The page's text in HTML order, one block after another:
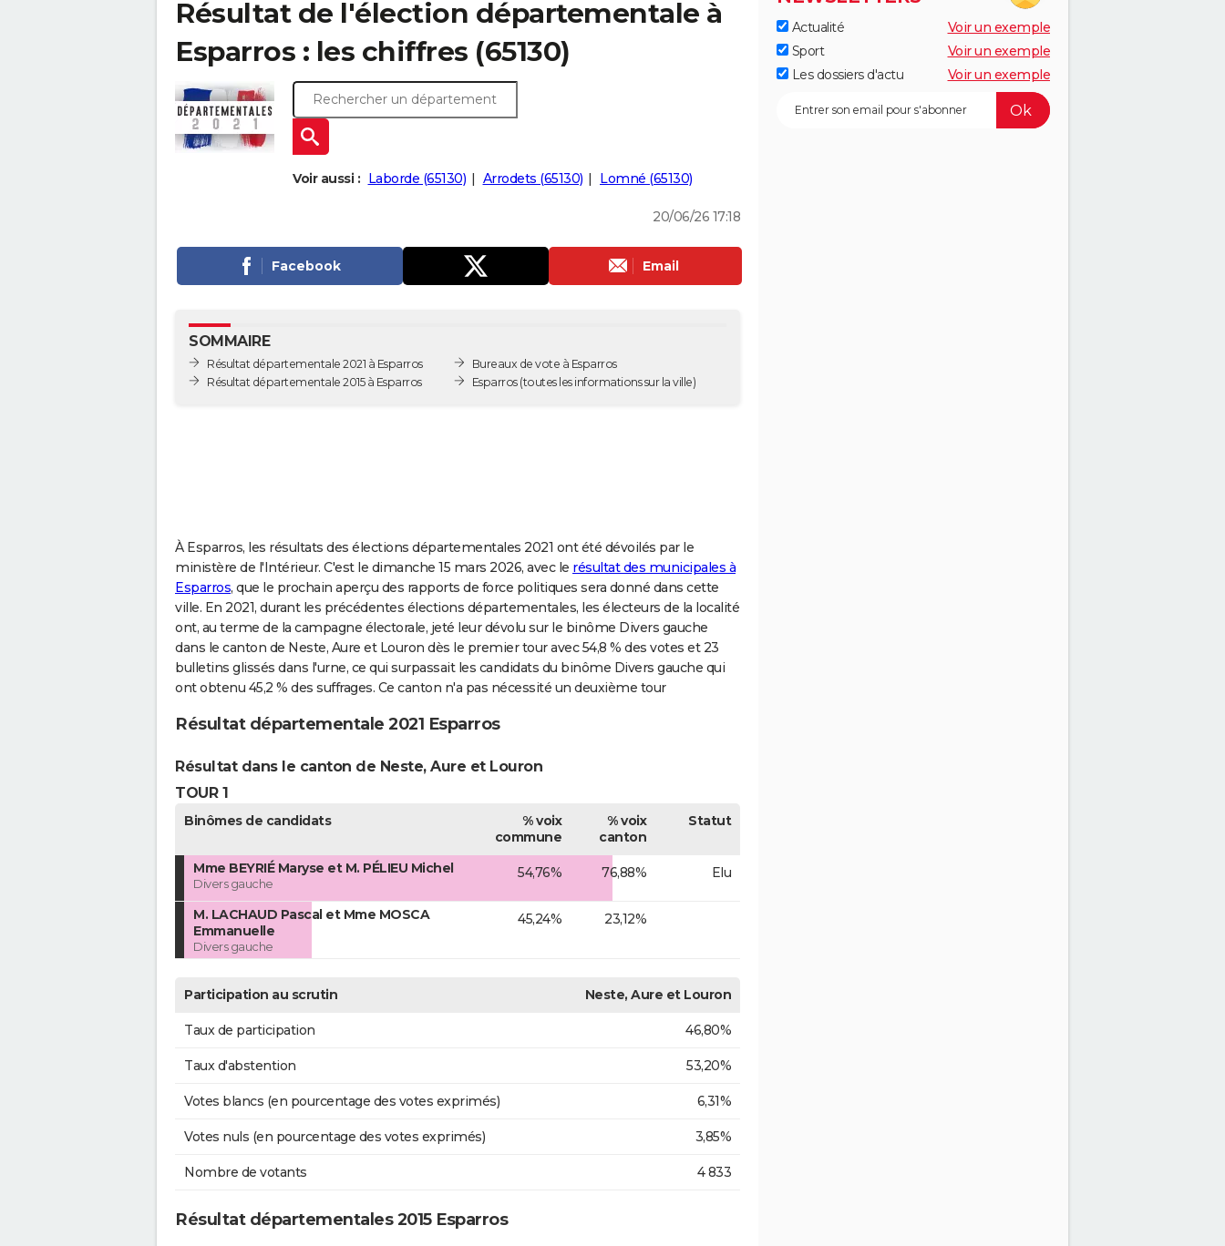
Résultat de l'élection départementale à
Esparros : les chiffres (65130)
Voir aussi : Laborde (65130) Arrodets (65130) Lomné (65130)
20/06/26 17:18
Facebook Email
SOMMAIRE
Résultat départementale 2021 à Esparros
Résultat départementale 2015 à Esparros
Bureaux de vote à Esparros
Esparros(toutes les informations sur la ville)
À Esparros, les résultats des élections départementales 2021 ont été dévoilés par le
ministère de l'Intérieur. C'est le dimanche 15 mars 2026, avec le résultat des municipales à
Esparros, que le prochain aperçu des rapports de force politiques sera donné dans cette
ville. En 2021, durant les précédentes élections départementales, les électeurs de la localité
ont, au terme de la campagne électorale, jeté leur dévolu sur le binôme Divers gauche
dans le canton de Neste, Aure et Louron dès le premier tour avec 54,8 % des votes et 23
bulletins glissés dans l'urne, ce qui surpassait les candidats du binôme Divers gauche qui
ont obtenu 45,2 % des suffrages. Ce canton n'a pas nécessité un deuxième tour
Résultat départementale 2021 Esparros
Résultat dans le canton de Neste, Aure et Louron
TOUR 1
Binômes de candidats
% voix
commune
% voix
canton
Statut
Mme BEYRIÉ Maryse et M. PÉLIEU Michel
Divers gauche
54,76% 76,88% Elu
M. LACHAUD Pascal et Mme MOSCA
Emmanuelle
Divers gauche
45,24% 23,12%
Participation au scrutin Neste, Aure et Louron
Taux de participation 46,80%
Taux d'abstention 53,20%
Votes blancs (en pourcentage des votes exprimés) 6,31%
Votes nuls (en pourcentage des votes exprimés) 3,85%
Nombre de votants 4 833
Résultat départementales 2015 Esparros
Actualité
Voir un exemple
Sport
Voir un exemple
Les dossiers d'actu
Voir un exemple